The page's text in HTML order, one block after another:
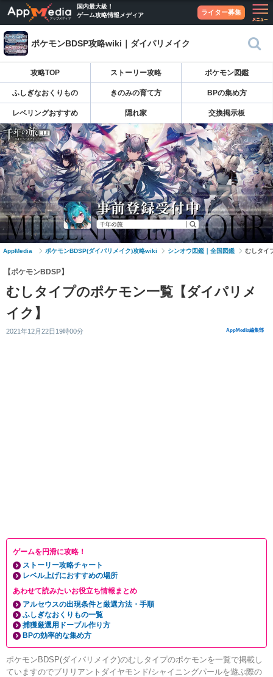
国内最大級！
ゲーム攻略情報メディア
ライター募集
ポケモンBDSP攻略wiki｜ダイパリメイク
攻略TOP ストーリー攻略 ポケモン図鑑
ふしぎなおくりもの きのみの育て方 BPの集め方
レベリングおすすめ 隠れ家 交換掲示板
AppMedia ポケモンBDSP(ダイパリメイク)攻略wiki シンオウ図鑑｜全国図鑑 むしタイ
【ポケモンBDSP】
むしタイプのポケモン一覧【ダイパリメ
イク】
2021年12月22日19時00分 AppMedia編集部
ゲームを円滑に攻略！
ストーリー攻略チャート
レベル上げにおすすめの場所
あわせて読みたいお役立ち情報まとめ
アルセウスの出現条件と厳選方法・手順
ふしぎなおくりもの一覧
捕獲厳選用ドーブル作り方
BPの効率的な集め方
ポケモンBDSP(ダイパリメイク)のむしタイプのポケモンを一覧で掲載し
ていますのでブリリアントダイヤモンド/シャイニングパールを遊ぶ際の